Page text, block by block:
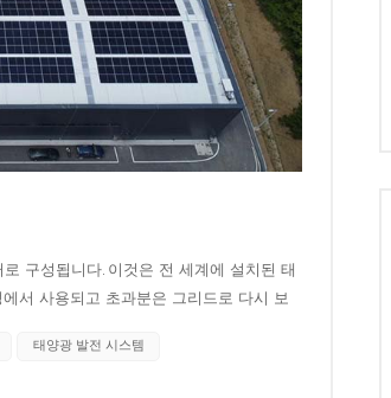
구성됩니다. 이것은 전 세계에 설치된 태
서 사용되고 초과분은 그리드로 다시 보
를 다시 그리드로 보내면 위험합니다. 라
부하에 대한 완충 장치로 사용됩니다.
태양광 발전 시스템